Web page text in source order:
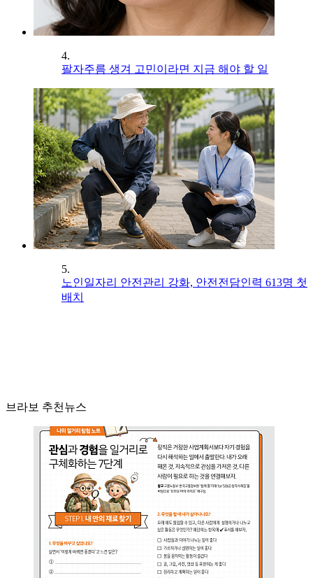
4.
팔자주름 생겨 고민이라면 지금 해야 할 일
5.
노인일자리 안전관리 강화, 안전전담인력 613명 첫
배치
브라보 추천뉴스